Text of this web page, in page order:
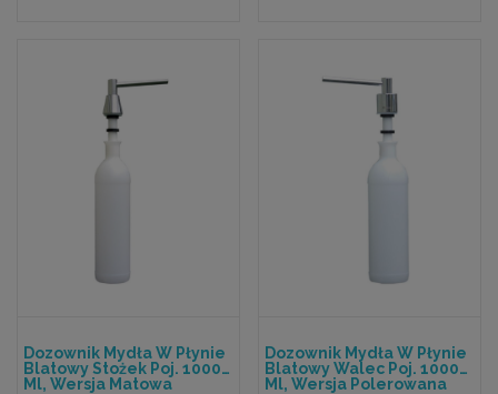
Dozownik Mydła W Płynie
Blatowy Stożek Poj. 1000
Ml, Wersja Matowa
Dozownik Mydła W Płynie
Blatowy Walec Poj. 1000
Ml, Wersja Polerowana